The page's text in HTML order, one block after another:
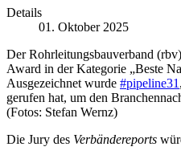
Details
01. Oktober 2025
Der Rohrleitungsbauverband
Award in der Kategorie „Beste
Ausgezeichnet wurde #pipeline31
gerufen hat, um den
(Fotos: Stefan Wernz)
Die Jury des Verbändereports